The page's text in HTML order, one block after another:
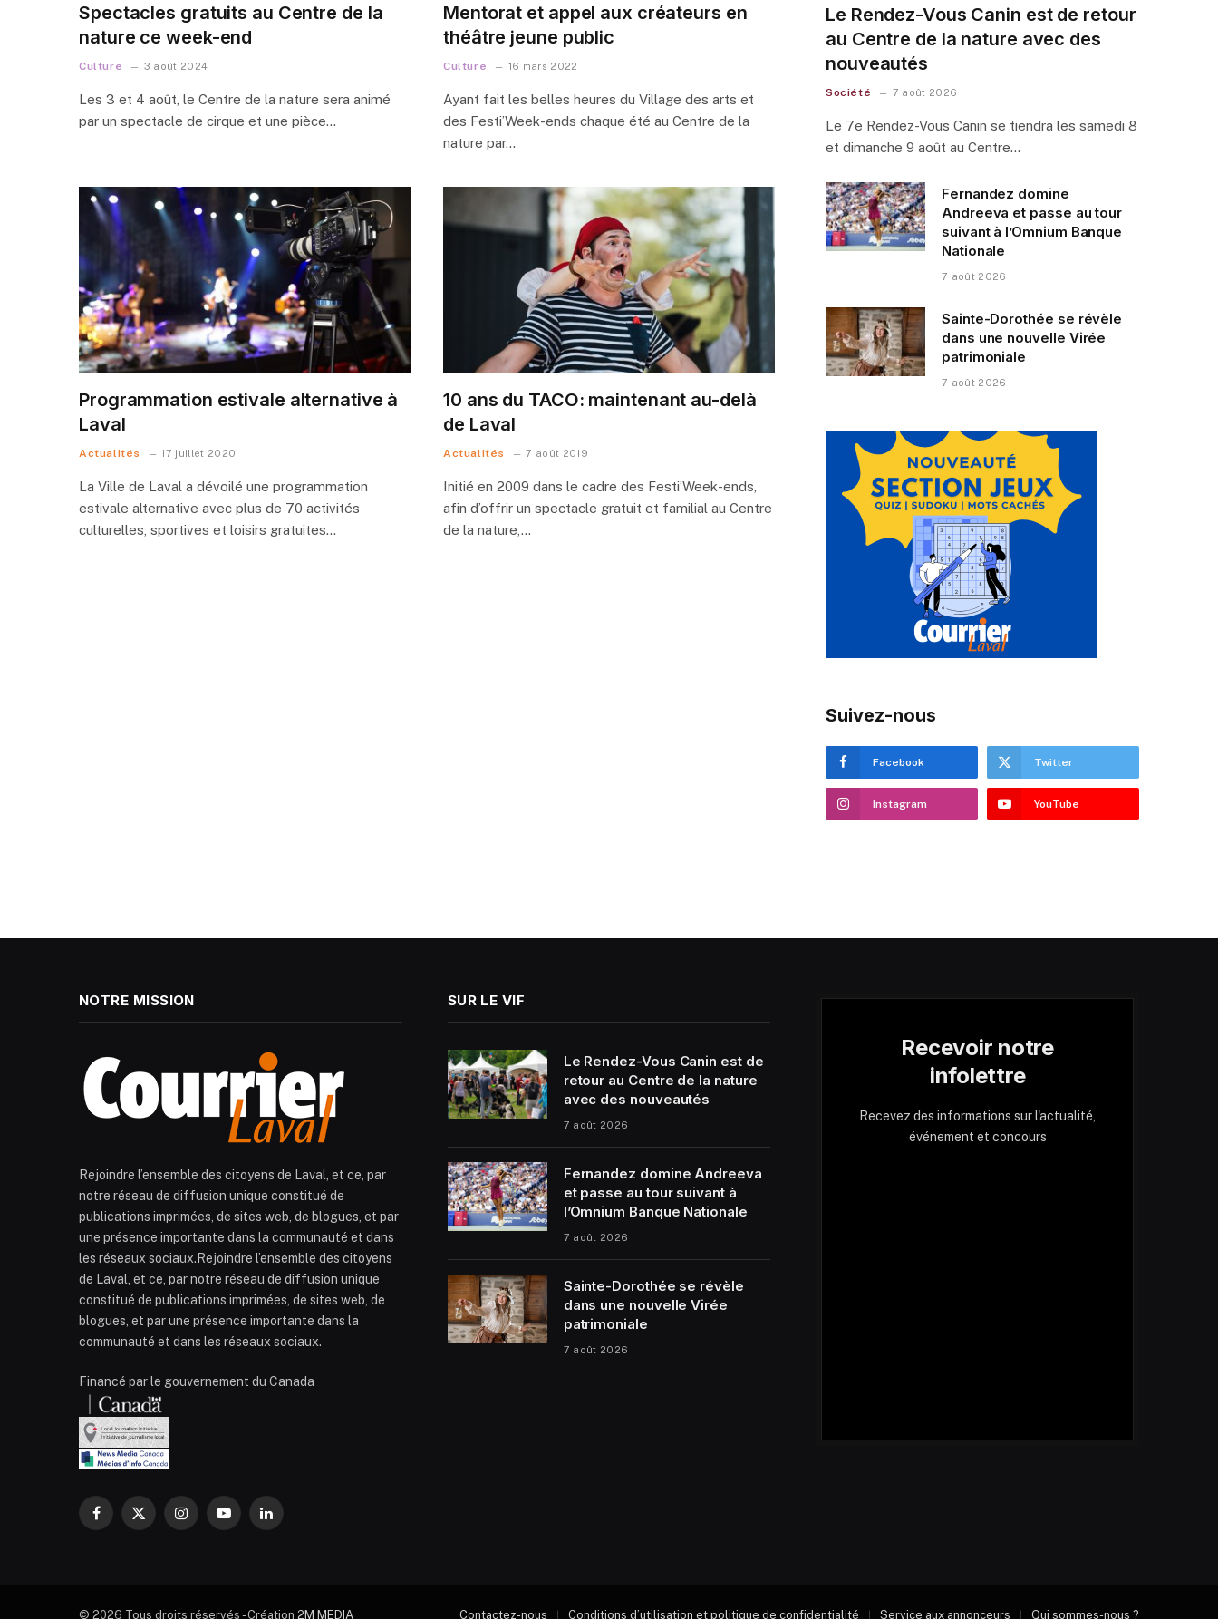
Spectacles gratuits au Centre de la
nature ce week-end
Culture 3 août 2024
Les 3 et 4 août, le Centre de la nature sera animé
par un spectacle de cirque et une pièce…
Mentorat et appel aux créateurs en
théâtre jeune public
Culture 16 mars 2022
Ayant fait les belles heures du Village des arts et
des Festi’Week-ends chaque été au Centre de la
nature par…
Programmation estivale alternative à
Laval
Actualités 17 juillet 2020
La Ville de Laval a dévoilé une programmation
estivale alternative avec plus de 70 activités
culturelles, sportives et loisirs gratuites…
10 ans du TACO: maintenant au-delà
de Laval
Actualités 7 août 2019
Initié en 2009 dans le cadre des Festi’Week-ends,
afin d’offrir un spectacle gratuit et familial au Centre
de la nature,…
Le Rendez-Vous Canin est de retour
au Centre de la nature avec des
nouveautés
Société 7 août 2026
Le 7e Rendez-Vous Canin se tiendra les samedi 8
et dimanche 9 août au Centre…
Fernandez domine
Andreeva et passe au tour
suivant à l’Omnium Banque
Nationale
7 août 2026
Sainte-Dorothée se révèle
dans une nouvelle Virée
patrimoniale
7 août 2026
Suivez-nous
Facebook Twitter
Instagram YouTube
NOTRE MISSION
Rejoindre l’ensemble des citoyens de Laval, et ce, par
notre réseau de diffusion unique constitué de
publications imprimées, de sites web, de blogues, et par
une présence importante dans la communauté et dans
les réseaux sociaux.Rejoindre l’ensemble des citoyens
de Laval, et ce, par notre réseau de diffusion unique
constitué de publications imprimées, de sites web, de
blogues, et par une présence importante dans la
communauté et dans les réseaux sociaux.
Financé par le gouvernement du Canada
Facebook
X
InstagramYouTubeLinkedIn
SUR LE VIF
Le Rendez-Vous Canin est de
retour au Centre de la nature
avec des nouveautés
7 août 2026
Fernandez domine Andreeva
et passe au tour suivant à
l’Omnium Banque Nationale
7 août 2026
Sainte-Dorothée se révèle
dans une nouvelle Virée
patrimoniale
7 août 2026
Recevoir notre
infolettre
Recevez des informations sur l'actualité,
événement et concours
© 2026 Tous droits réservés - Création 2M MEDIA Contactez-nous Conditions d’utilisation et politique de confidentialité Service aux annonceurs Qui sommes-nous ?